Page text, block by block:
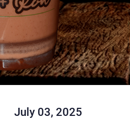
July 03, 2025